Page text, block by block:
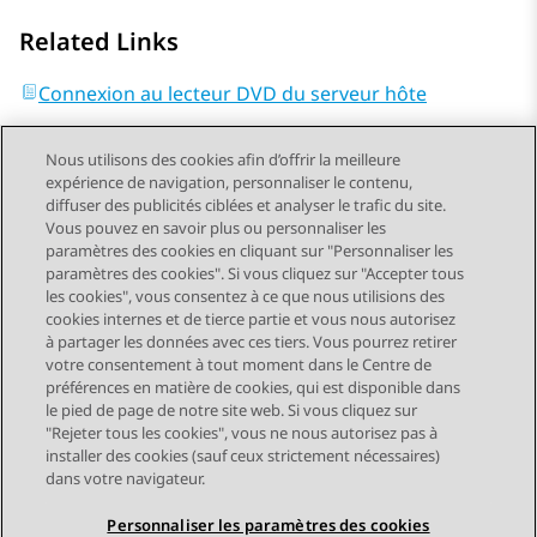
Related Links
Connexion au lecteur DVD du serveur hôte
Send Feedback
Navigation par sujet
Sujet précédent Sujet suivant
STAY CONNECTED
Nous utilisons des cookies afin d’offrir la meilleure
expérience de navigation, personnaliser le contenu,
diffuser des publicités ciblées et analyser le trafic du site.
Vous pouvez en savoir plus ou personnaliser les
paramètres des cookies en cliquant sur "Personnaliser les
paramètres des cookies". Si vous cliquez sur "Accepter tous
les cookies", vous consentez à ce que nous utilisions des
cookies internes et de tierce partie et vous nous autorisez
à partager les données avec ces tiers. Vous pourrez retirer
votre consentement à tout moment dans le Centre de
préférences en matière de cookies, qui est disponible dans
le pied de page de notre site web. Si vous cliquez sur
"Rejeter tous les cookies", vous ne nous autorisez pas à
installer des cookies (sauf ceux strictement nécessaires)
dans votre navigateur.
Personnaliser les paramètres des cookies